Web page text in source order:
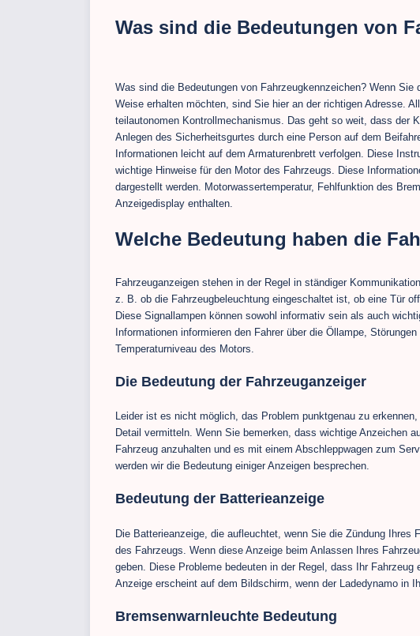
Was sind die Bedeutungen von
Was sind die Bedeutungen von Fahrzeugkennzeichen? Wenn
Weise erhalten möchten, sind Sie hier an der richtigen Adresse.
teilautonomen Kontrollmechanismus. Das geht so weit, dass der
Anlegen des Sicherheitsgurtes durch eine Person auf dem
Informationen leicht auf dem Armaturenbrett verfolgen. Diese
wichtige Hinweise für den Motor des Fahrzeugs. Diese
dargestellt werden. Motorwassertemperatur, Fehlfunktion des
Anzeigedisplay enthalten.
Welche Bedeutung haben die
Fahrzeuganzeigen stehen in der Regel in ständiger
z. B. ob die Fahrzeugbeleuchtung eingeschaltet ist, ob eine Tür
Diese Signallampen können sowohl informativ sein als auch
Informationen informieren den Fahrer über die Öllampe,
Temperaturniveau des Motors.
Die Bedeutung der Fahrzeuganzeiger
Leider ist es nicht möglich, das Problem punktgenau zu
Detail vermitteln. Wenn Sie bemerken, dass wichtige Anzeichen
Fahrzeug anzuhalten und es mit einem Abschleppwagen zum
werden wir die Bedeutung einiger Anzeigen besprechen.
Bedeutung der Batterieanzeige
Die Batterieanzeige, die aufleuchtet, wenn Sie die Zündung
des Fahrzeugs. Wenn diese Anzeige beim Anlassen Ihres
geben. Diese Probleme bedeuten in der Regel, dass Ihr
Anzeige erscheint auf dem Bildschirm, wenn der Ladedynamo in
Bremsenwarnleuchte Bedeutung